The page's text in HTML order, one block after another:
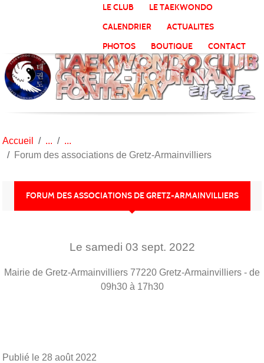
LE CLUB
LE TAEKWONDO
CALENDRIER
ACTUALITES
PHOTOS
BOUTIQUE CONTACT
Accueil
Forum des associations de Gretz-Armainvilliers
FORUM DES ASSOCIATIONS DE GRETZ-ARMAINVILLIERS
Le samedi 03 sept. 2022
Mairie de Gretz-Armainvilliers 77220 Gretz-Armainvilliers - de
09h30 à 17h30
Publié le 28 août 2022
Panneau de gestion des cookies